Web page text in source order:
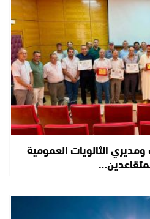
الثانويات العمومية